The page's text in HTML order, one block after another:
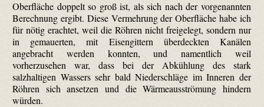
Oberfläche doppelt so groß ist, als sich nach der vorgenannten
Berechnung ergibt. Diese Vermehrung der Oberfläche habe ich
für nötig erachtet, weil die Röhren nicht freigelegt, sondern nur
in gemauerten, mit Eisengittern überdeckten Kanälen
angebracht werden konnten, und namentlich weil
vorherzusehen war, dass bei der Abkühlung des stark
salzhaltigen Wassers sehr bald Niederschläge im Inneren der
Röhren sich ansetzen und die Wärmeausströmung hindern
würden.